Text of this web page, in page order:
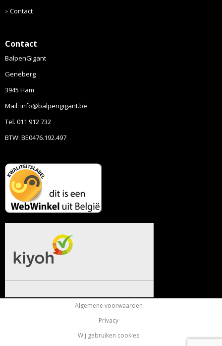
Contact
Contact
BalpenGigant
Geneberg
3945 Ham
Mail: info@balpengigant.be
Tel. 011 912 732
BTW: BE0476.192.497
Algemene voorwaarden
Privacy
Wij gebruiken cookies